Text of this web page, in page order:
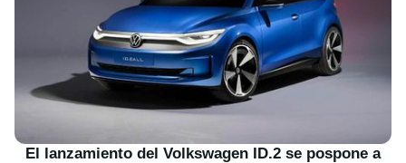
El lanzamiento del Volkswagen ID.2 se pospone a